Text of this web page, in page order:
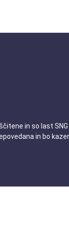
in so last SNG
in bo